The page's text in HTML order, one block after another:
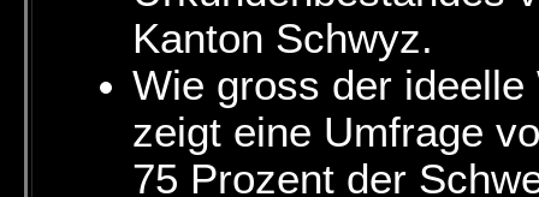
Kanton Schwyz.
Wie gross der
zeigt eine Umfrage
75 Prozent der